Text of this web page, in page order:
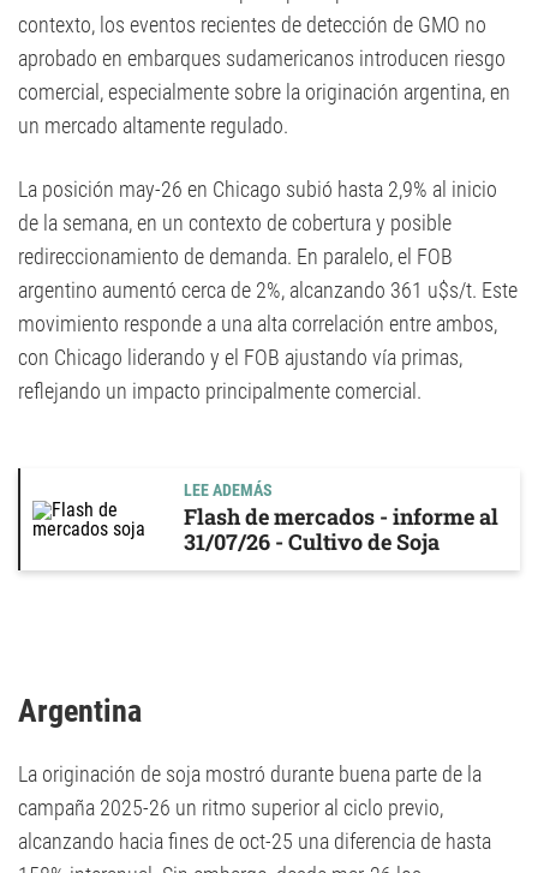
contexto, los eventos recientes de detección de GMO no
aprobado en embarques sudamericanos introducen riesgo
comercial, especialmente sobre la originación argentina, en
un mercado altamente regulado.
La posición may-26 en Chicago subió hasta 2,9% al inicio
de la semana, en un contexto de cobertura y posible
redireccionamiento de demanda. En paralelo, el FOB
argentino aumentó cerca de 2%, alcanzando 361 u$s/t. Este
movimiento responde a una alta correlación entre ambos,
con Chicago liderando y el FOB ajustando vía primas,
reflejando un impacto principalmente comercial.
LEE ADEMÁS
Flash de mercados - informe al
31/07/26 - Cultivo de Soja
Argentina
La originación de soja mostró durante buena parte de la
campaña 2025-26 un ritmo superior al ciclo previo,
alcanzando hacia fines de oct-25 una diferencia de hasta